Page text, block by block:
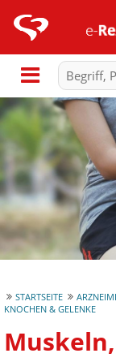
STARTSEITE
KNOCHEN & GELENKE